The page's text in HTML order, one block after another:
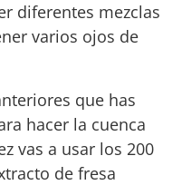
diferentes mezclas
varios ojos de
que has
hacer la cuenca
vas a usar los 200
de fresa